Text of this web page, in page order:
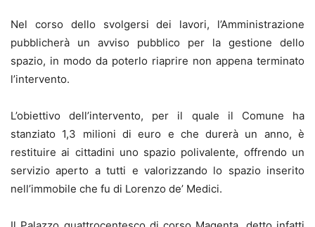
Nel corso dello svolgersi dei lavori, l’Amministrazione
pubblicherà un avviso pubblico per la gestione dello
spazio, in modo da poterlo riaprire non appena terminato
l’intervento.
L’obiettivo dell’intervento, per il quale il Comune ha
stanziato 1,3 milioni di euro e che durerà un anno, è
restituire ai cittadini uno spazio polivalente, offrendo un
servizio aperto a tutti e valorizzando lo spazio inserito
nell’immobile che fu di Lorenzo de’ Medici.